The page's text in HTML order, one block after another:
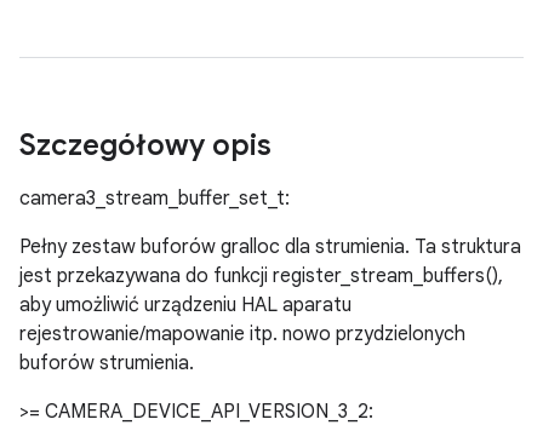
Szczegółowy opis
camera3_stream_buffer_set_t:
Pełny zestaw buforów gralloc dla strumienia. Ta struktura
jest przekazywana do funkcji register_stream_buffers(),
aby umożliwić urządzeniu HAL aparatu
rejestrowanie/mapowanie itp. nowo przydzielonych
buforów strumienia.
>= CAMERA_DEVICE_API_VERSION_3_2: